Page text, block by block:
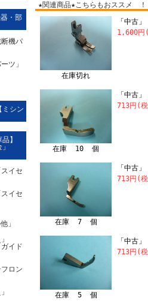
・部
機パ
ツ」
ミシン
品】
」
イセ
イセ
」
」
イド
フロン
」
★関連商品★こちらもおススメ ！
在庫切れ
「中古
1,600円
在庫 10 個
「中古
713円(
在庫 7 個
「中古
713円(
在庫 5 個
「中古
713円(